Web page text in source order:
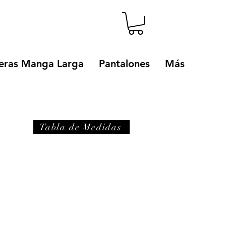
Manga Larga Pantalones Más
Tabla de Medidas